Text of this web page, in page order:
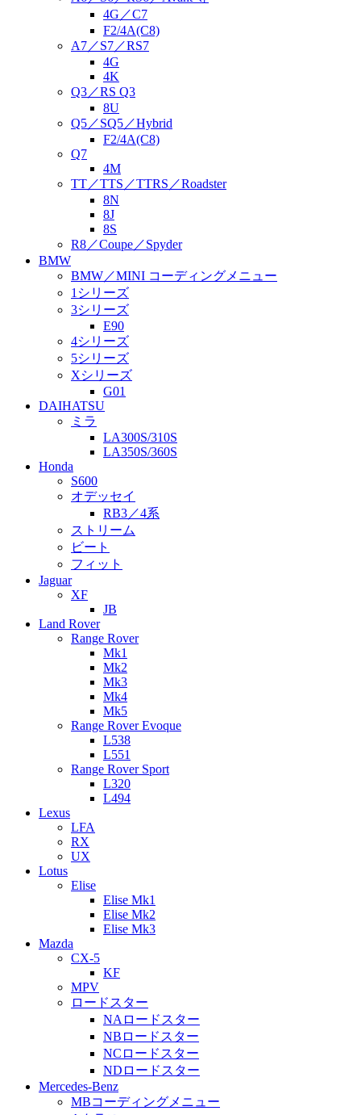
4G／C7
F2/4A(C8)
A7／S7／RS7
4G
4K
Q3／RS Q3
8U
Q5／SQ5／Hybrid
F2/4A(C8)
Q7
4M
TT／TTS／TTRS／Roadster
8N
8J
8S
R8／Coupe／Spyder
BMW
BMW／MINI コーディングメニュー
1シリーズ
3シリーズ
E90
4シリーズ
5シリーズ
Xシリーズ
G01
DAIHATSU
ミラ
LA300S/310S
LA350S/360S
Honda
S600
オデッセイ
RB3／4系
ストリーム
ビート
フィット
Jaguar
XF
JB
Land Rover
Range Rover
Mk1
Mk2
Mk3
Mk4
Mk5
Range Rover Evoque
L538
L551
Range Rover Sport
L320
L494
Lexus
LFA
RX
UX
Lotus
Elise
Elise Mk1
Elise Mk2
Elise Mk3
Mazda
CX-5
KF
MPV
ロードスター
NAロードスター
NBロードスター
NCロードスター
NDロードスター
Mercedes-Benz
MBコーディングメニュー